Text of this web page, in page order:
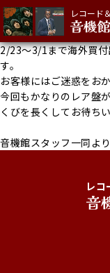
レコード
2/23～3/1まで海外買
す。
お客様にはご迷惑をお
今回もかなりのレア盤
くびを長くしてお待ち
音機館スタッフ一同より
レコ